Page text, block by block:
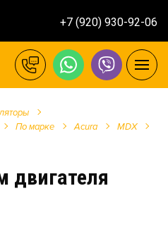
+7 (920) 930-92-06
По марке Acura
MDX
двигателя